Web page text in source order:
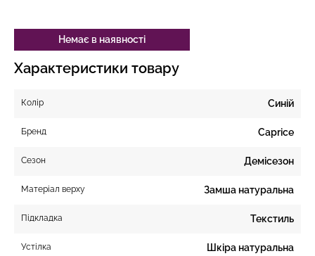
Немає в наявності
Характеристики товару
Колір Синій
Бренд Caprice
Сезон Демісезон
Матеріал верху Замша натуральна
Підкладка Текстиль
Устілка Шкіра натуральна